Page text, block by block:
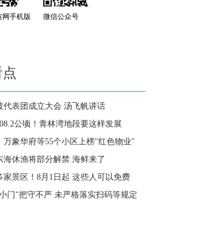
网手机版 微信公众号
代表团成立大会 汤飞帆讲话
公顷！青林湾地段要这样发展
万象华府等55个小区上榜"红色物业"
海休渔将部分解禁 海鲜来了
家景区！8月1日起 这些人可以免费
门"把守不严 未严格落实扫码等规定